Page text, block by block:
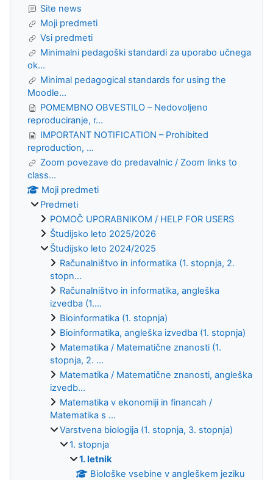
Site news
Moji predmeti
Vsi predmeti
Minimalni pedagoški standardi za uporabo učnega
ok...
Minimal pedagogical standards for using the
Moodle...
POMEMBNO OBVESTILO – Nedovoljeno
reproduciranje, r...
IMPORTANT NOTIFICATION – Prohibited
reproduction, ...
Zoom povezave do predavalnic / Zoom links to
class...
Moji predmeti
Predmeti
POMOČ UPORABNIKOM / HELP FOR USERS
Študijsko leto 2025/2026
Študijsko leto 2024/2025
Računalništvo in informatika (1. stopnja, 2.
stopn...
Računalništvo in informatika, angleška
izvedba (1....
Bioinformatika (1. stopnja)
Bioinformatika, angleška izvedba (1. stopnja)
Matematika / Matematične znanosti (1.
stopnja, 2. ...
Matematika / Matematične znanosti, angleška
izvedb...
Matematika v ekonomiji in financah /
Matematika s ...
Varstvena biologija (1. stopnja, 3. stopnja)
1. stopnja
1. letnik
Biološke vsebine v angleškem jeziku